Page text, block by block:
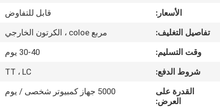
الجودة
اتصل
الأسعار:
قابل للتفاوض
تفاصيل التغليف:
مربع coloe ، الكرتون الخارجي
وقت التسليم:
30-40 يوم
شروط الدفع:
TT ، LC
القدرة على
العرض:
5000 جهاز كمبيوتر شخصى / يوم